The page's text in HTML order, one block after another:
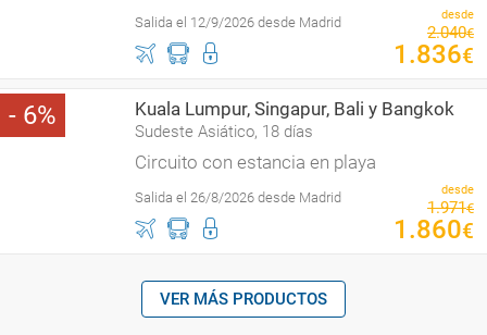
Salida el 12/9/2026 desde Madrid desde
2.040€
1 .836€
6 Kuala Lumpur, Singapur, Bali y Bangkok
Sudeste Asiático, 18 días
Circuito con estancia en playa
Salida el 26/8/2026 desde Madrid desde
1.971€
1 .860€
VER MÁS PRODUCTOS